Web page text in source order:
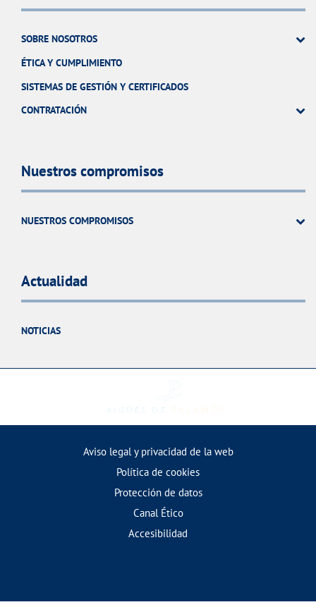
SOBRE NOSOTROS
ÉTICA Y CUMPLIMIENTO
SISTEMAS DE GESTIÓN Y CERTIFICADOS
CONTRATACIÓN
Nuestros compromisos
NUESTROS COMPROMISOS
Actualidad
NOTICIAS
Aviso legal y privacidad de la web
Política de cookies
Protección de datos
Canal Ético
Accesibilidad